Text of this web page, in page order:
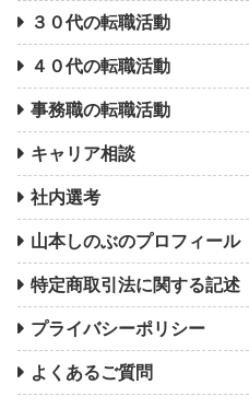
３０代の転職活動
４０代の転職活動
事務職の転職活動
キャリア相談
社内選考
山本しのぶのプロフィール
特定商取引法に関する記述
プライバシーポリシー
よくあるご質問